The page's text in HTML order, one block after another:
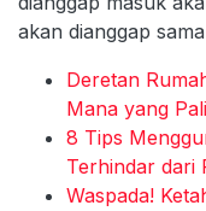
akan dianggap
Deretan
Mana yang
8 Tips
Terhindar dari
Waspada!